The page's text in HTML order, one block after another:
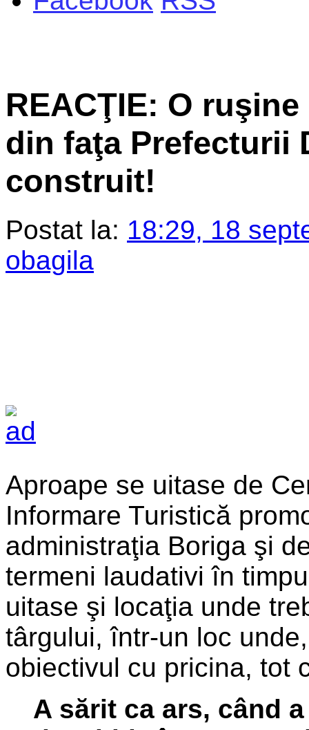
REACŢIE: O
din faţa Prefecturii
construit!
Postat la: 18:29, 18
obagila
Aproape se uitase de
Informare Turistică
administraţia Boriga şi
termeni laudativi în
uitase şi locaţia unde
târgului, într-un loc
obiectivul cu pricina, tot
A sărit ca ars, când